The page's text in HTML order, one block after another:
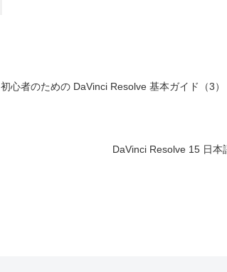
初心者のための DaVinci Resolve 基本ガイド（3）
DaVinci